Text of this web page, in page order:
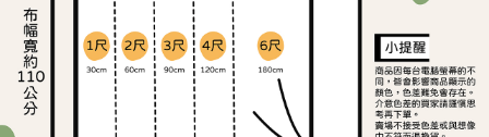
ATM／網路銀行／等多元方式進行付款，方視為交易完成。
※ 請注意：結帳手續完成當下不需立刻繳費，但若您需要取消訂單，請聯絡
購買商品的店家。未經商家同意取消之訂單仍視為有效，需透過AFTEE先享
後付繳納相關費用。
※ 交易是否成功請以「AFTEE先享後付 」之結帳頁面顯示為準，若有關於
是否繳費成功／繳費後需取消欲退款等相關疑問，請聯繫「AFTEE先享後付
客戶支援中心」 https://netprotections.freshdesk.com/support/home
宅配
每筆NT$150，滿NT$1,500(含以上)免運費
離島宅配
每筆NT$240